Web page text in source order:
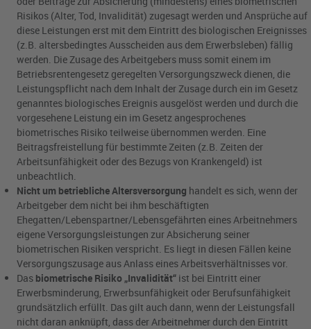
Risikos (Alter, Tod, Invalidität) zugesagt werden und Ansprüche auf
diese Leistungen erst mit dem Eintritt des biologischen Ereignisses
(z.B. altersbedingtes Ausscheiden aus dem Erwerbsleben) fällig
werden. Die Zusage des Arbeitgebers muss somit einem im
Betriebsrentengesetz geregelten Versorgungszweck dienen, die
Leistungspflicht nach dem Inhalt der Zusage durch ein im Gesetz
genanntes biologisches Ereignis ausgelöst werden und durch die
vorgesehene Leistung ein im Gesetz angesprochenes
biometrisches Risiko teilweise übernommen werden. Eine
Beitragsfreistellung für bestimmte Zeiten (z.B. Zeiten der
Arbeitsunfähigkeit oder des Bezugs von Krankengeld) ist
unbeachtlich.
Nicht um betriebliche Altersversorgung handelt es sich, wenn der
Arbeitgeber dem nicht bei ihm beschäftigten
Ehegatten/Lebenspartner/Lebensgefährten eines Arbeitnehmers
eigene Versorgungsleistungen zur Absicherung seiner
biometrischen Risiken verspricht. Es liegt in diesen Fällen keine
Versorgungszusage aus Anlass eines Arbeitsverhältnisses vor.
Das biometrische Risiko „Invalidität“ ist bei Eintritt einer
Erwerbsminderung, Erwerbsunfähigkeit oder Berufsunfähigkeit
grundsätzlich erfüllt. Das gilt auch dann, wenn der Leistungsfall
nicht daran anknüpft, dass der Arbeitnehmer durch den Eintritt